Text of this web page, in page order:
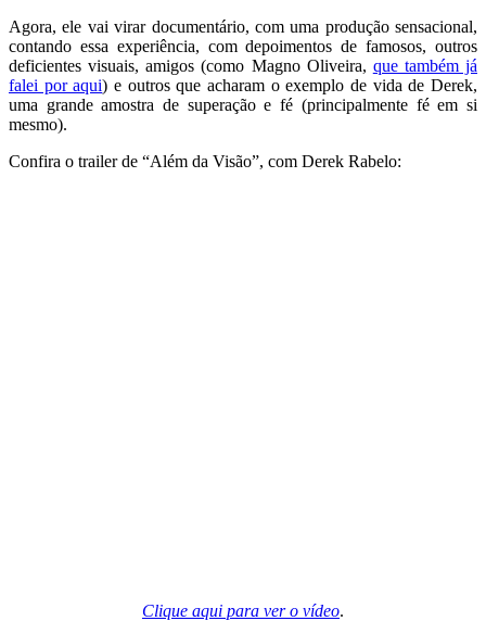
Agora, ele vai virar documentário, com uma produção sensacional,
contando essa experiência, com depoimentos de famosos, outros
deficientes visuais, amigos (como Magno Oliveira, que também já
falei por aqui) e outros que acharam o exemplo de vida de Derek,
uma grande amostra de superação e fé (principalmente fé em si
mesmo).
Confira o trailer de “Além da Visão”, com Derek Rabelo:
Clique aqui para ver o vídeo.